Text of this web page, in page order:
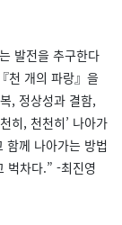
발전을 추구한다
천 개의 파랑』을
, 정상성과 결함,
히, 천천히’ 나아가
함께 나아가는 방법
벅차다.” -최진영